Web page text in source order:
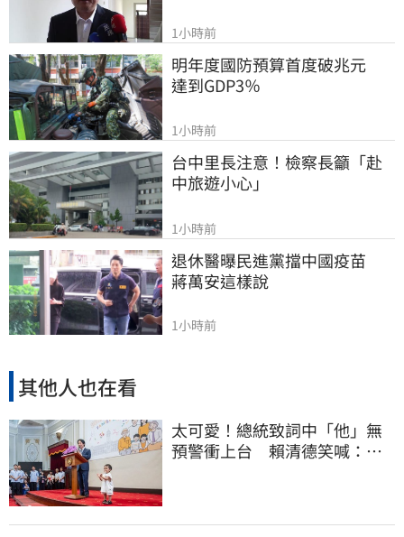
1小時前
明年度國防預算首度破兆元
達到GDP3％
1小時前
台中里長注意！檢察長籲「赴
中旅遊小心」
1小時前
退休醫曝民進黨擋中國疫苗
蔣萬安這樣說
1小時前
其他人也在看
太可愛！總統致詞中「他」無
預警衝上台 賴清德笑喊：卸